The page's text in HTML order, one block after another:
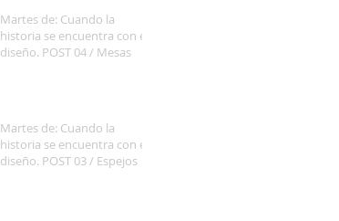
Martes de: Cuando la
historia se encuentra con el
diseño. POST 04 / Mesas
Martes de: Cuando la
historia se encuentra con el
diseño. POST 03 / Espejos